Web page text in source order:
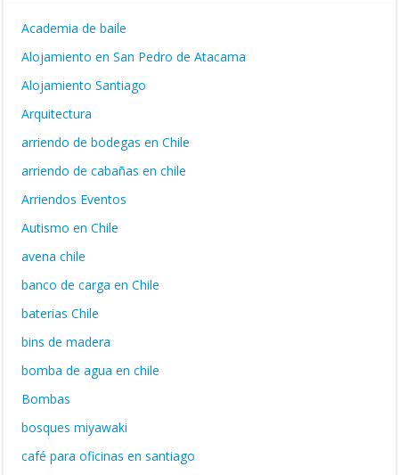
Academia de baile
Alojamiento en San Pedro de Atacama
Alojamiento Santiago
Arquitectura
arriendo de bodegas en Chile
arriendo de cabañas en chile
Arriendos Eventos
Autismo en Chile
avena chile
banco de carga en Chile
baterias Chile
bins de madera
bomba de agua en chile
Bombas
bosques miyawaki
café para oficinas en santiago